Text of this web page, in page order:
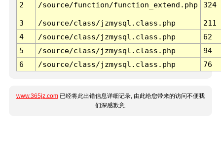
2 /source/function/function_extend.php 324
3 /source/class/jzmysql.class.php
211
4
/source/class/jzmysql.class.php
62
5
/source/class/jzmysql.class.php
94
6
/source/class/jzmysql.class.php 76
www.365jz.com 已经将此出错信息详细记录, 由此给您带来的访问不便我
们深感歉意.